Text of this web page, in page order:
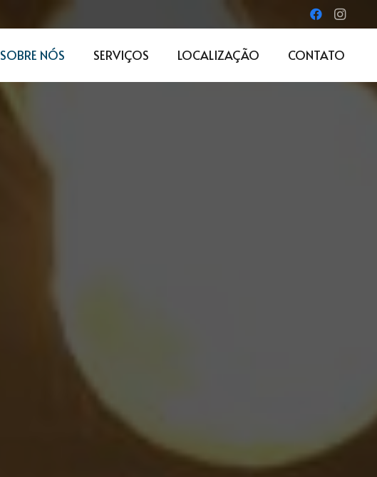
SOBRE NÓS SERVIÇOS LOCALIZAÇÃO CONTATO